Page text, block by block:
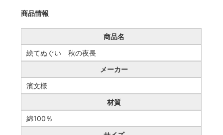
商品情報
商品名
絵てぬぐい 秋の夜長
メーカー
濱文様
材質
綿100％